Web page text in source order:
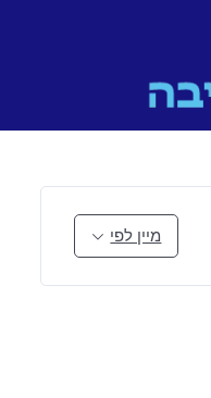
מיין לפי